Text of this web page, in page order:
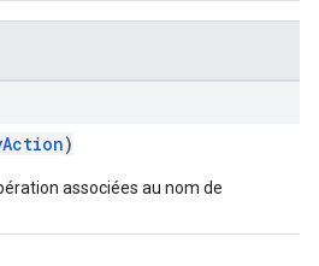
)
associées au nom de